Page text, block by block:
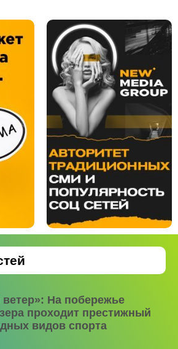
ветер»: На побережье
проходит престижный
видов спорта